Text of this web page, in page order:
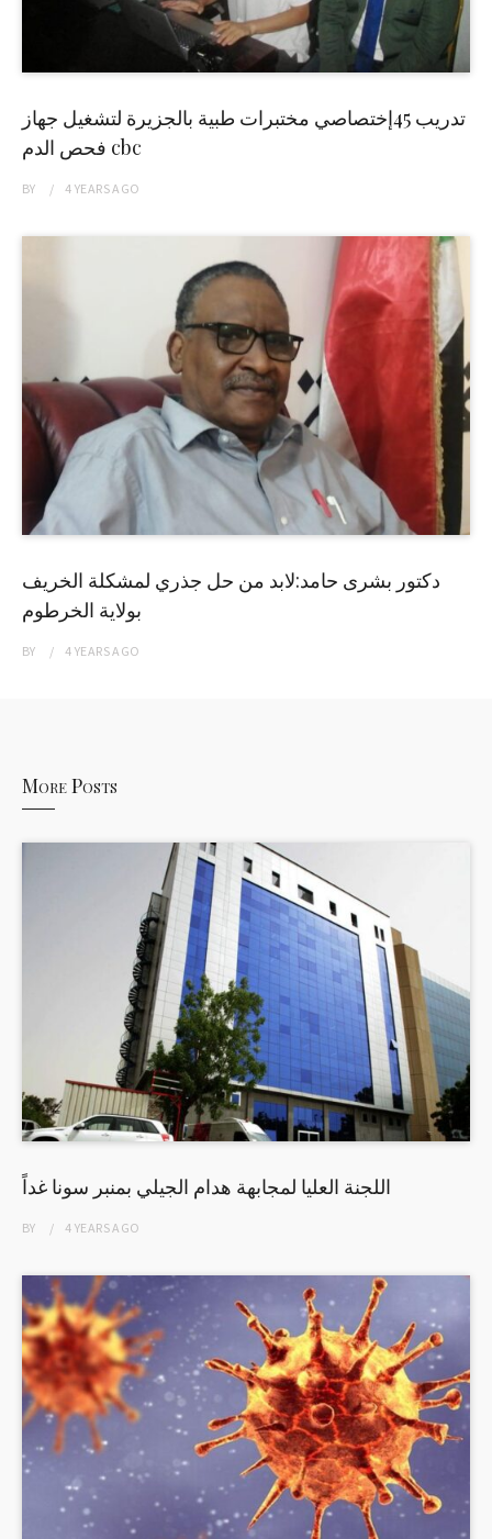
تدريب 45إختصاصي مختبرات طبية بالجزيرة لتشغيل جهاز
فحص الدم cbc
BY 4 YEARSAGO
دكتور بشرى حامد:لابد من حل جذري لمشكلة الخريف
بولاية الخرطوم
BY 4 YEARSAGO
More Posts
اللجنة العليا لمجابهة هدام الجيلي بمنبر سونا غداً
BY 4 YEARSAGO